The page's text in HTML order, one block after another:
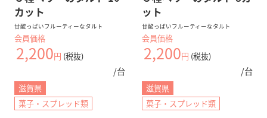
カット
甘酸っぱいフルーティーなタルト
会員価格
2,200円 (税抜)
/台
滋賀県
菓子・スプレッド類
ット
甘酸っぱいフルーティーなタルト
会員価格
2,200円 (税抜)
/台
滋賀県
菓子・スプレッド類